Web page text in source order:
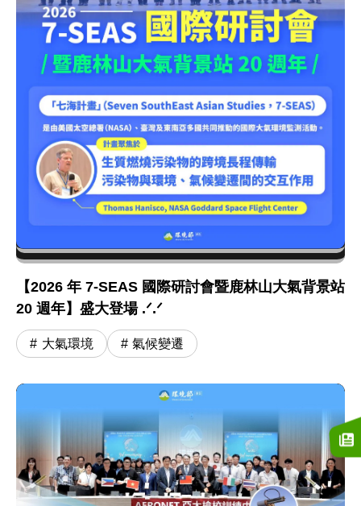
【2026 年 7-SEAS 國際研討會暨鹿林山大氣背景站
20 週年】盛大登場 .ᐟ.ᐟ
大氣環境 氣候變遷